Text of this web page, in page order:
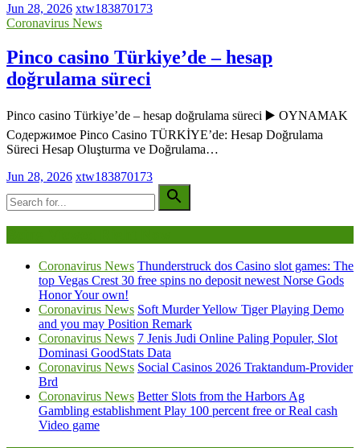
Jun 28, 2026 xtw183870173
Coronavirus News
Pinco casino Türkiye’de – hesap
doğrulama süreci
Pinco casino Türkiye’de – hesap doğrulama süreci ▶️ OYNAMAK
Содержимое Pinco Casino TÜRKİYE’de: Hesap Doğrulama
Süreci Hesap Oluşturma ve Doğrulama…
Jun 28, 2026 xtw183870173
Coronavirus News Thunderstruck dos Casino slot games: The
top Vegas Crest 30 free spins no deposit newest Norse Gods
Honor Your own!
Coronavirus News Soft Murder Yellow Tiger Playing Demo
and you may Position Remark
Coronavirus News 7 Jenis Judi Online Paling Populer, Slot
Dominasi GoodStats Data
Coronavirus News Social Casinos 2026 Traktandum-Provider
Brd
Coronavirus News Better Slots from the Harbors Ag
Gambling establishment Play 100 percent free or Real cash
Video game